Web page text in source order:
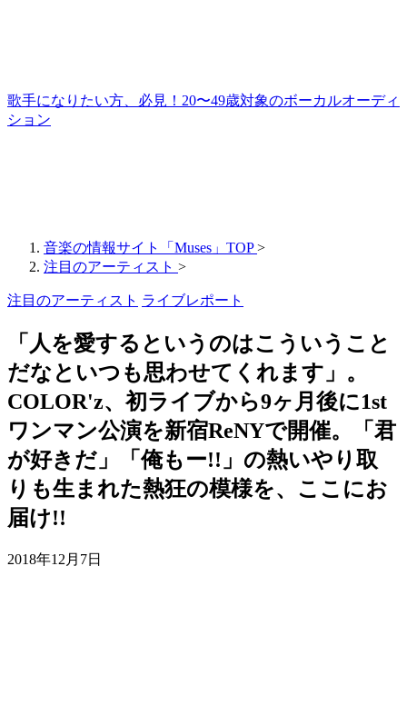
歌手になりたい方、必見！20〜49歳対象のボーカルオーディ
ション
音楽の情報サイト「Muses」TOP >
注目のアーティスト >
注目のアーティスト ライブレポート
「人を愛するというのはこういうこと
だなといつも思わせてくれます」。
COLOR'z、初ライブから9ヶ月後に1st
ワンマン公演を新宿ReNYで開催。「君
が好きだ」「俺もー!!」の熱いやり取
りも生まれた熱狂の模様を、ここにお
届け!!
2018年12月7日